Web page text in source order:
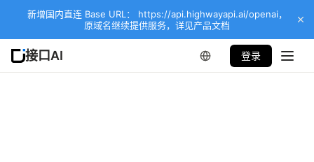
新增国内直连 Base URL： https://api.highwayapi.ai/openai，
原域名继续提供服务，详见产品文档
接口AI 登录